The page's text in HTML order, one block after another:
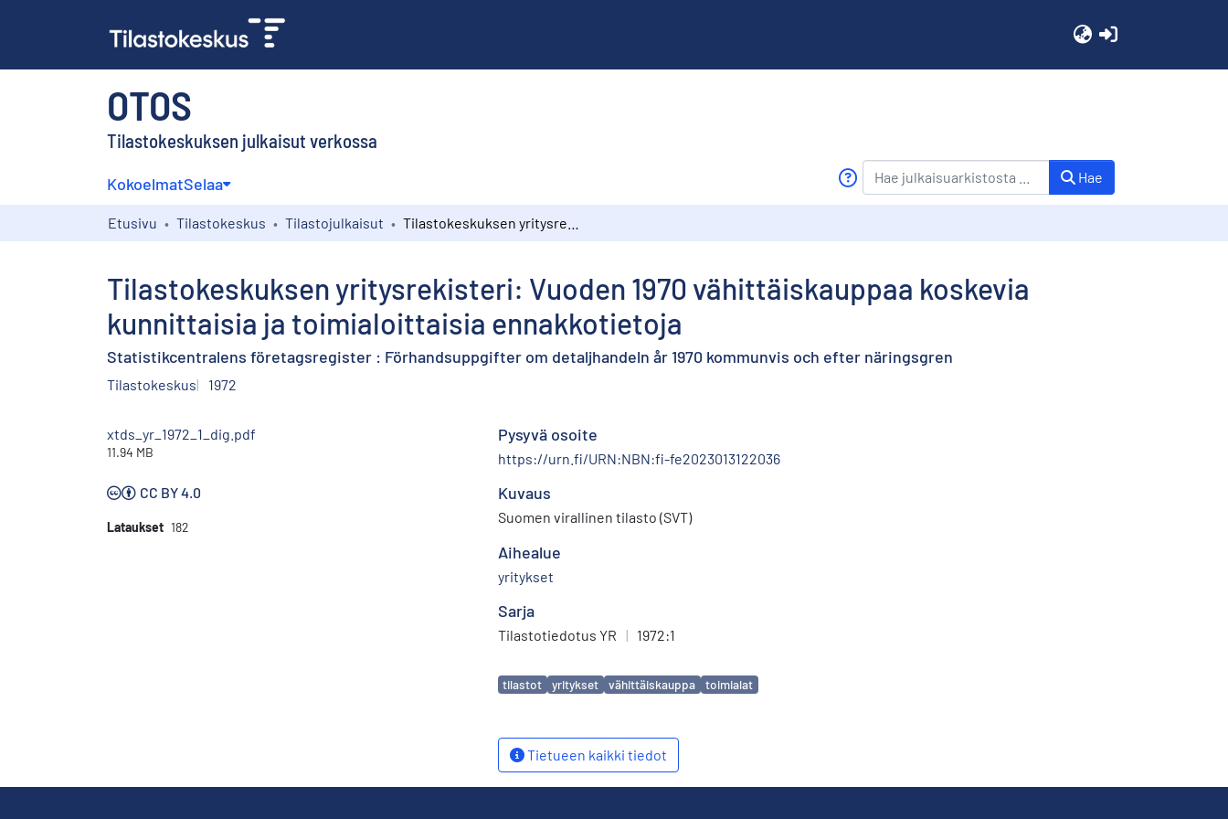
OTOS
Tilastokeskuksen julkaisut verkossa
KokoelmatSelaa Hae
Etusivu Tilastokeskus Tilastojulkaisut
Tilastokeskuksen yritysrekisteri: Vuoden 1970 vähittäiskauppaa koskevia
kunnittaisia ja toimialoittaisia ennakkotietoja
Statistikcentralens företagsregister : Förhandsuppgifter om detaljhandeln år 1970 kommunvis och efter näringsgren
Tilastokeskus 1972
xtds_yr_1972_1_dig.pdf
11.94 MB
CC BY 4.0
Lataukset 182
Pysyvä osoite
https://urn.fi/URN:NBN:fi-fe2023013122036
Kuvaus
Suomen virallinen tilasto (SVT)
Aihealue
yritykset
Sarja
Tilastotiedotus YR | 1972:1
Avainsanat
tilastot yritykset vähittäiskauppa toimialat
Tietueen kaikki tiedot